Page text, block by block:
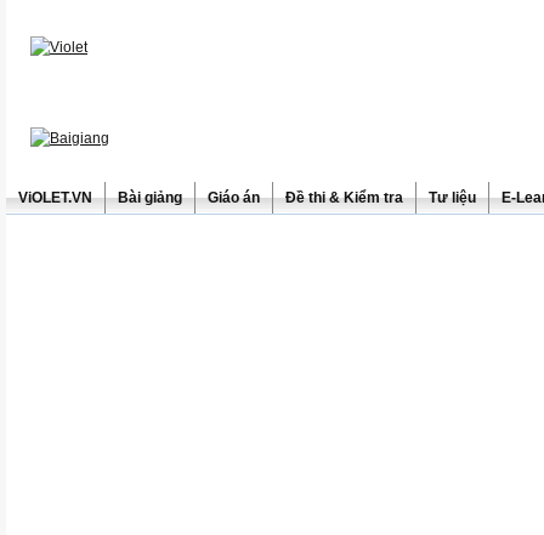
ViOLET.VN Bài giảng Giáo án Đề thi & Kiểm tra Tư liệu E-